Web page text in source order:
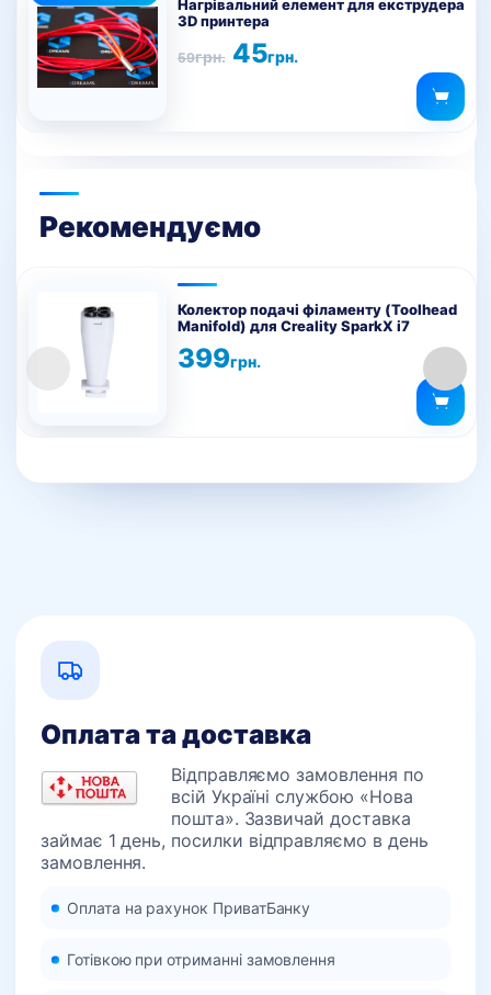
сторінці
товару
Нагрівальний елемент для екструдера
3D принтера
59грн.
Оригінальна
ціна:
45грн.
Поточна
ціна:
має
кілька
варіантів.
сторінці
товару
Рекомендуємо
Колектор подачі філаменту (Toolhead
Manifold) для Creality SparkX i7
399грн.
Оплата та доставка
Відправляємо замовлення по
всій Україні службою «Нова
пошта». Зазвичай доставка
займає 1 день, посилки відправляємо в день
замовлення.
Оплата на рахунок ПриватБанку
Готівкою при отриманні замовлення